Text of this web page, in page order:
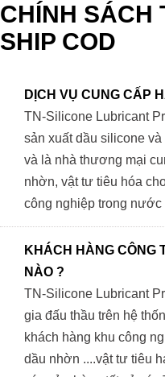
CHÍNH SÁCH
SHIP COD
DỊCH VỤ CUNG CẤP
TN-Silicone Lubricant
sản xuất dầu silicone
và là nhà thương mại
nhờn, vật tư tiêu hóa
công nghiệp trong nước
KHÁCH HÀNG CÔNG
NÀO ?
TN-Silicone Lubricant
gia đấu thầu trên hệ
khách hàng khu công
dầu nhờn ....vật tư tiêu